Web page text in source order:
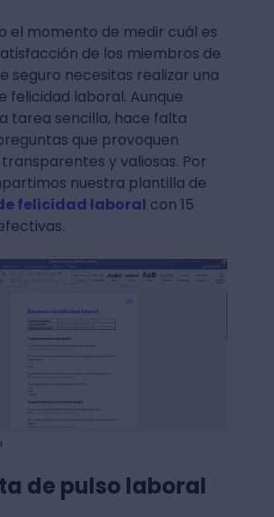
el momento de medir cuál es
de los miembros de
seguro necesitas realizar una
felicidad laboral. Aunque
tarea sencilla, hace falta
que provoquen
y valiosas. Por
nuestra plantilla de
felicidad laboral con 15
de pulso laboral